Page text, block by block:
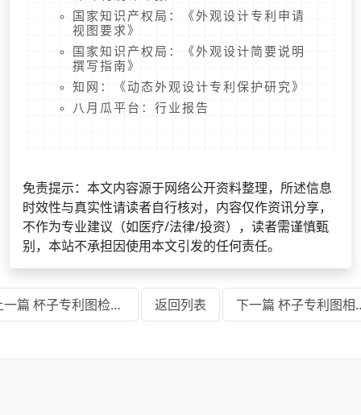
国家知识产权局：《外观设计专利申请
视图要求》
国家知识产权局：《外观设计简要说明
撰写指南》
知网：《动态外观设计专利保护研究》
八月瓜平台：行业报告
免责提示：本文内容源于网络公开资料整理，所述信息
时效性与真实性请读者自行核对，内容仅作资讯分享，
不作为专业建议（如医疗/法律/投资），读者需谨慎甄
别，本站不承担因使用本文引发的任何责任。
上一篇 杯子专利图检索步骤和技巧 返回列表 下一篇 杯